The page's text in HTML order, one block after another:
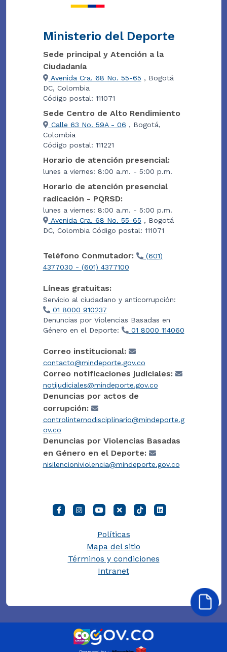
Ministerio del Deporte
Sede principal y Atención a la
Ciudadanía
Avenida Cra. 68 No. 55-65 , Bogotá
DC, Colombia
Código postal: 111071
Sede Centro de Alto Rendimiento
Calle 63 No. 59A - 06 , Bogotá,
Colombia
Código postal: 111221
Horario de atención presencial:
lunes a viernes: 8:00 a.m. - 5:00 p.m.
Horario de atención presencial
radicación - PQRSD:
lunes a viernes: 8:00 a.m. - 5:00 p.m.
Avenida Cra. 68 No. 55-65 , Bogotá
DC, Colombia Código postal: 111071
Teléfono Conmutador:
(601)
4377030 - (601) 4377100
Líneas gratuitas:
Servicio al ciudadano y anticorrupción:
01 8000 910237
Denuncias por Violencias Basadas en
Género en el Deporte:
01 8000 114060
Correo institucional:
contacto@mindeporte.gov.co
Correo notificaciones judiciales:
notijudiciales@mindeporte.gov.co
Denuncias por actos de
corrupción:
controlinternodisciplinario@mindeporte.g
ov.co
Denuncias por Violencias Basadas
en Género en el Deporte:
nisilencioniviolencia@mindeporte.gov.co
Políticas
Mapa del sitio
Términos y condiciones
Intranet